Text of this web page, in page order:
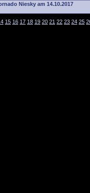
Niesky am 14.10.2017
15 16 17 18 19 20 21 22 23 24 25